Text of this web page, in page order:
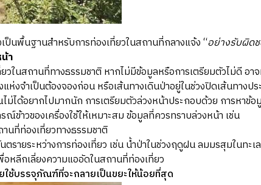
ป็นพื้นฐานสำหรับการท่องเที่ยวในสถานที่กลางแจ้ง “อย่างรับผิด
า
วในสถานที่ทางธรรมชาติ หากไม่มีข้อมูลหรือการเตรียมตัวไม่ดี
ห่งจำเป็นต้องจองก่อน หรือเส้นทางเดินป่าอยู่ในช่วงปิดเส้นทางป
ด้อยากไปมากนัก การเตรียมตัวล่วงหน้าประกอบด้วย การหาข้อ
ข้าวของเครื่องใช้ให้เหมาะสม ข้อมูลที่ควรทราบล่วงหน้า เช่น
นที่ท่องเที่ยวทางธรรมชาติ
ายระหว่างการท่องเที่ยว เช่น น้ำป่าในช่วงฤดูฝน ลมมรสุมในทะเ
อหลีกเลี่ยงความแออัดในสถานที่ท่องเที่ยว
ใช้บรรจุภัณฑ์ที่จะกลายเป็นขยะให้น้อยที่สุด